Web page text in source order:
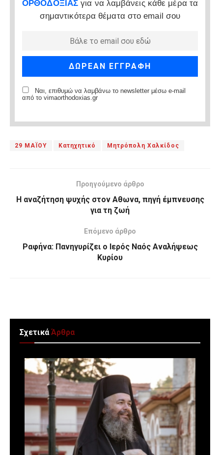
ΟΡΘΟΔΟΞΙΑΣ για να λαμβάνεις κάθε μέρα τα
σημαντικότερα θέματα στο email σου
Ναι, επιθυμώ να λαμβάνω το newsletter μέσω e-mail
από το vimaorthodoxias.gr
29 ΜΑΪΟΥ Κατηχητικό Μητρόπολη Χαλκίδος
Προηγούμενο άρθρο
Η αναζήτηση ψυχής στον Αθωνα, πηγή έμπνευσης
για τη ζωή
Επόμενο άρθρο
Ραφήνα: Πανηγυρίζει ο Ιερός Ναός Αναλήψεως
Κυρίου
ΣχετικάΆρθρα